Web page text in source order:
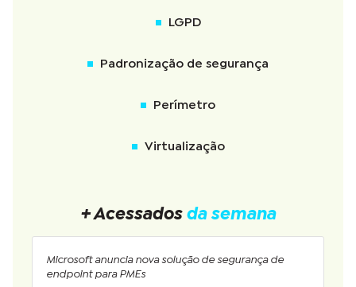
LGPD
Padronização de segurança
Perímetro
Virtualização
+ Acessados da semana
Microsoft anuncia nova solução de segurança de
endpoint para PMEs